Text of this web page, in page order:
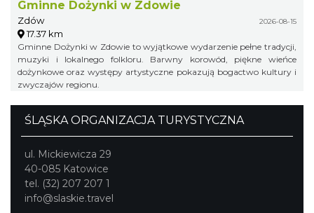
Gminne Dożynki w Zdowie
Zdów 2026-08-15
17.37 km
Gminne Dożynki w Zdowie to wyjątkowe wydarzenie pełne tradycji,
muzyki i lokalnego folkloru. Barwny korowód, piękne wieńce
dożynkowe oraz występy artystyczne pokazują bogactwo kultury i
zwyczajów regionu.
ŚLĄSKA ORGANIZACJA TURYSTYCZNA
ul. Mickiewicza 29
40-085 Katowice
tel. (32) 207 207 1
info@slaskie.travel